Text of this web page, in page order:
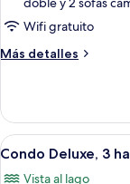
habitaciones,
acceso
para
movilidad
reducida
(#1101)
Wifi gratuito
Más detalles
Más
2
habitaciones,
acceso
Abrir
todas
23
Condo Deluxe, 3
Vista al lago